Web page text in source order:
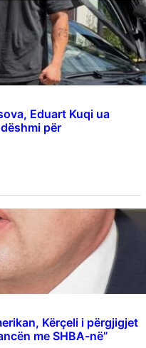
Eduart Kuqi ua
për
Kërçeli i përgjigjet
me SHBA-në”